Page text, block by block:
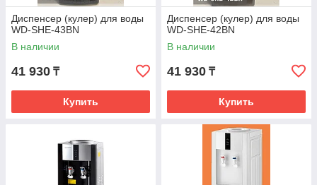
Диспенсер (кулер) для воды
WD-SHE-43BN
В наличии
41 930 ₸
Купить
Диспенсер (кулер) для воды
WD-SHE-42BN
В наличии
41 930 ₸
Купить